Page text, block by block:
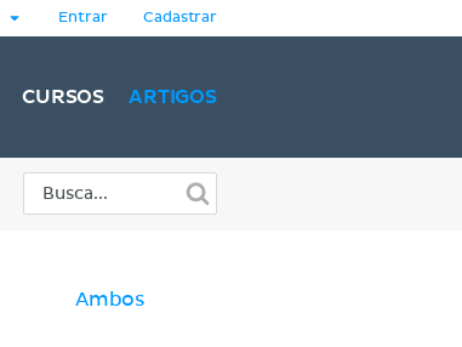
Entrar Cadastrar
CURSOS ARTIGOS
Ambos